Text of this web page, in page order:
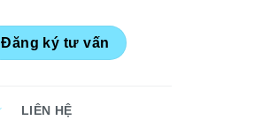
Đăng ký tư vấn
LIÊN HỆ